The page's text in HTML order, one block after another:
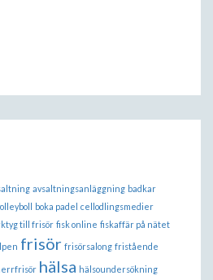
avsaltningsanläggning badkar
boka padel cellodlingsmedier
till frisör fisk online fiskaffär på nätet
frisör frisörsalong fristående
hälsa hälsoundersökning